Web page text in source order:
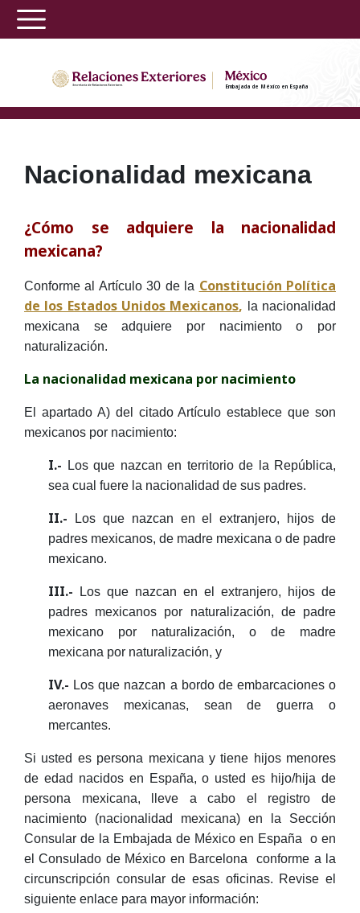
Embajada de México en España
Nacionalidad mexicana
¿Cómo se adquiere la nacionalidad
mexicana?
Conforme al Artículo 30 de la Constitución Política
de los Estados Unidos Mexicanos, la nacionalidad
mexicana se adquiere por nacimiento o por
naturalización.
La nacionalidad mexicana por nacimiento
El apartado A) del citado Artículo establece que son
mexicanos por nacimiento:
I.- Los que nazcan en territorio de la República,
sea cual fuere la nacionalidad de sus padres.
II.- Los que nazcan en el extranjero, hijos de
padres mexicanos, de madre mexicana o de padre
mexicano.
III.- Los que nazcan en el extranjero, hijos de
padres mexicanos por naturalización, de padre
mexicano por naturalización, o de madre
mexicana por naturalización, y
IV.- Los que nazcan a bordo de embarcaciones o
aeronaves mexicanas, sean de guerra o
mercantes.
Si usted es persona mexicana y tiene hijos menores
de edad nacidos en España, o usted es hijo/hija de
persona mexicana, lleve a cabo el registro de
nacimiento (nacionalidad mexicana) en la Sección
Consular de la Embajada de México en España o en
el Consulado de México en Barcelona conforme a la
circunscripción consular de esas oficinas. Revise el
siguiente enlace para mayor información: